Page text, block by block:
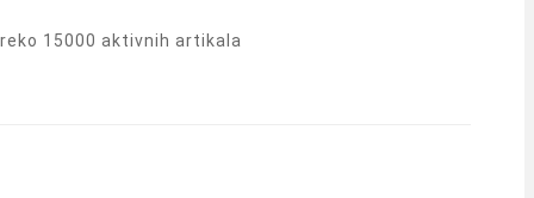
15000 aktivnih artikala